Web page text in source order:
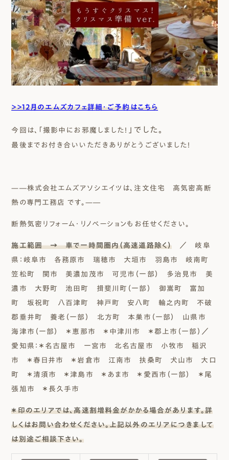
＞＞12月のエムズカフェ詳細・ご予約はこちら
今回は、「撮影中にお邪魔しました！ 」でした。
最後までお付き合いいただきありがとうございました！
—―株式会社エムズアソシエイツは、注文住宅 高気密高断
熱の専門工務店 です。—―
断熱気密リフォーム・リノベーションもお任せください。
施工範囲 → 車で一時間圏内（高速道路除く） ／ 岐阜
県：岐阜市 各務原市 瑞穂市 大垣市 羽島市 岐南町
笠松町 関市 美濃加茂市 可児市（一部） 多治見市 美
濃市 大野町 池田町 揖斐川町（一部） 御嵩町 富加
町 坂祝町 八百津町 神戸町 安八町 輪之内町 不破
郡垂井町 養老（一部） 北方町 本巣市（一部） 山県市
海津市（一部） ＊恵那市 ＊中津川市 ＊郡上市（一部）／
愛知県：＊名古屋市 一宮市 北名古屋市 小牧市 稲沢
市 ＊春日井市 ＊岩倉市 江南市 扶桑町 犬山市 大口
町 ＊清須市 ＊津島市 ＊あま市 ＊愛西市（一部） ＊尾
張旭市 ＊長久手市
＊印のエリアでは、高速割増料金がかかる場合があります。詳
しくはお問い合わせください。上記以外のエリアにつきまして
は別途ご相談下さい。